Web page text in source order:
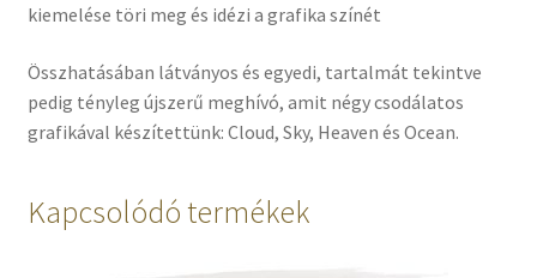
kiemelése töri meg és idézi a grafika színét
Összhatásában látványos és egyedi, tartalmát tekintve
pedig tényleg újszerű meghívó, amit négy csodálatos
grafikával készítettünk: Cloud, Sky, Heaven és Ocean.
Kapcsolódó termékek